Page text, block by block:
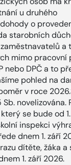
u druhého
o
starobních
a
mimo pracovní
DPČ a to
pohled na
v roce
novelizována.
se bude od
inspekci
dnem 1. září
dítěte, žáka a
1. září 2026.